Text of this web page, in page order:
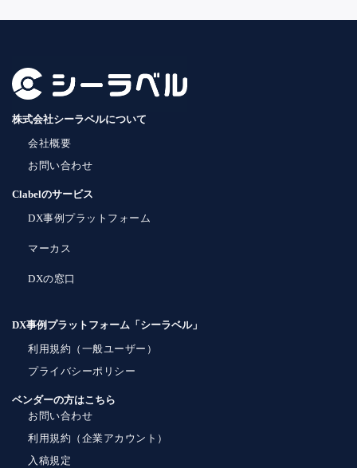
株式会社シーラベルについて
会社概要
お問い合わせ
Clabelのサービス
DX事例プラットフォーム
マーカス
DXの窓口
DX事例プラットフォーム「シーラベル」
利用規約（一般ユーザー）
プライバシーポリシー
ベンダーの方はこちら
お問い合わせ
利用規約（企業アカウント）
入稿規定